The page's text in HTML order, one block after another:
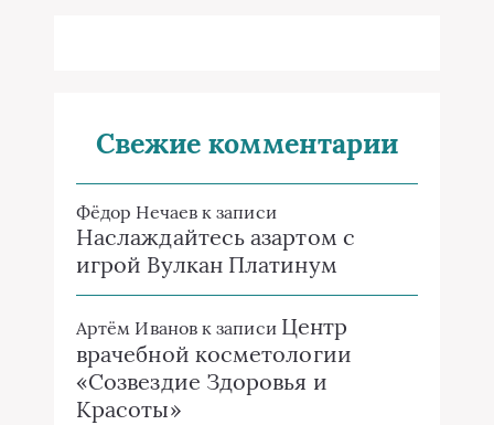
Свежие комментарии
Фёдор Нечаевк записи
Наслаждайтесь азартом с
игрой Вулкан Платинум
Артём Ивановк записи Центр
врачебной косметологии
«Созвездие Здоровья и
Красоты»